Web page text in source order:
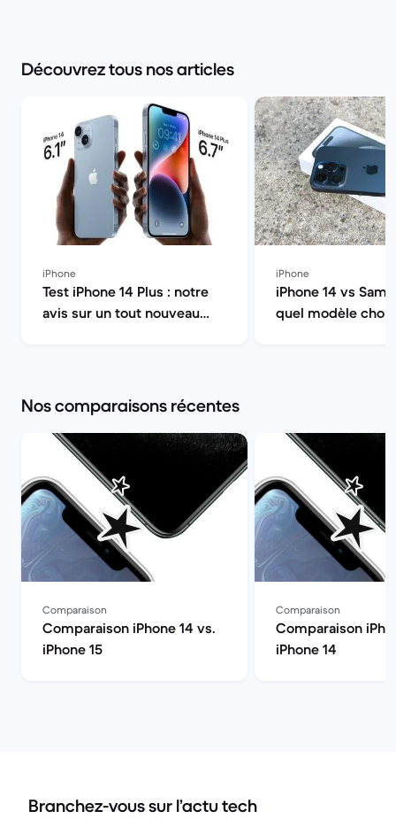
Découvrez tous nos articles
iPhone
Test iPhone 14 Plus : notre
avis sur un tout nouveau
iPhone
iPhone 14 vs
quel modèle
Nos comparaisons récentes
Comparaison
Comparaison iPhone 14 vs.
iPhone 15
Comparaison
Comparaison
iPhone 14
Branchez-vous sur l’actu tech